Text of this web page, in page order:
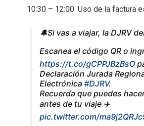
10:30 – 12:00. Uso de la factura
🔔Si vas a viajar, la DJRV
Escanea el código QR o
https://t.co/gCPPJBzBsO
Declaración Jurada
Electrónica #DJRV.
Recuerda que puedes
antes de tu viaje ✈️
pic.twitter.com/